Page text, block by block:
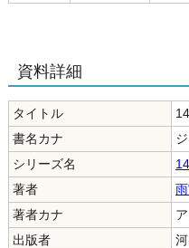
資料詳細
タイトル
書名カナ
シリーズ名
著者
著者カナ
出版者